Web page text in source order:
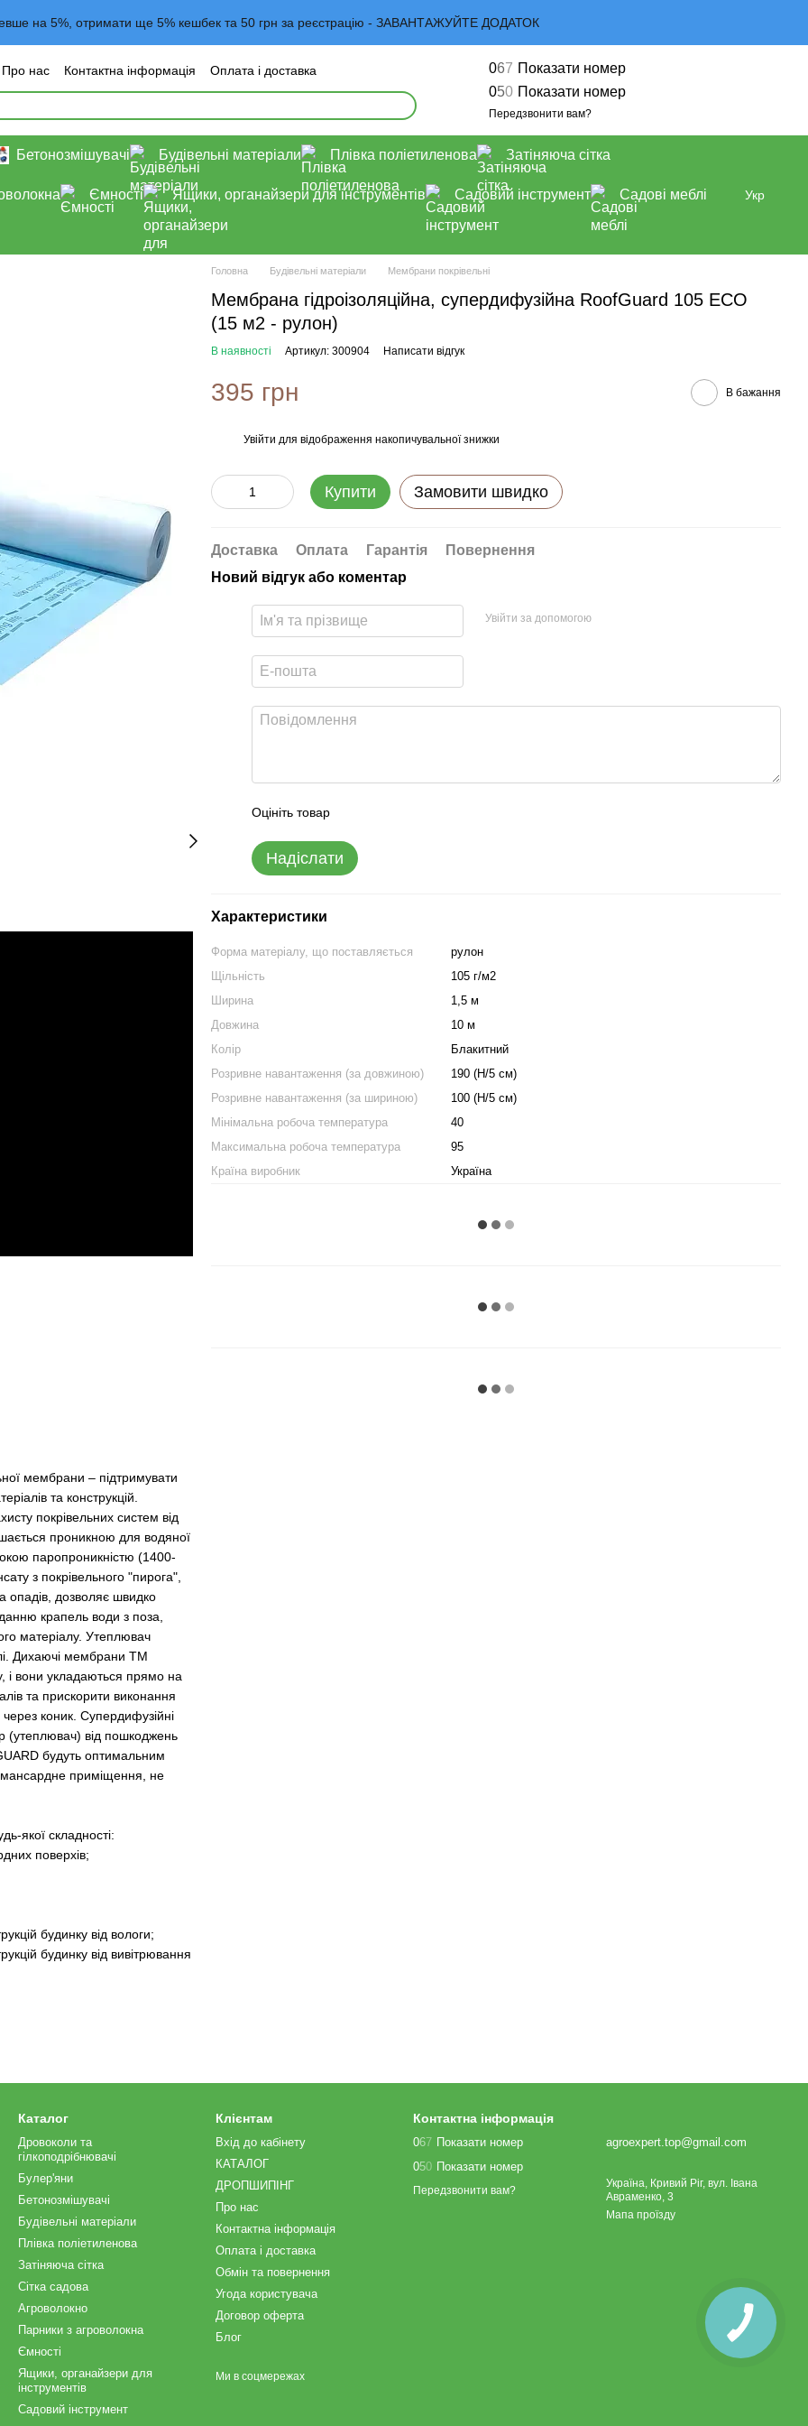
на 5%, отримати ще 5% кешбек та 50 грн за реєстрацію - ЗАВАНТАЖУЙТЕ ДОДАТОК
Про нас Контактна інформація
Оплата і доставка
користувача
Договор оферта Блог
067 Показати номер
050 Показати номер
Передзвонити вам?
Бетонозмішувачі Будівельні матеріали Плівка поліетиленова Затіняюча сітка
Ємності Ящики, органайзери для інструментів Садовий інструмент Садові меблі Укр
мембрани – підтримувати
та конструкцій.
покрівельних систем від
проникною для водяної
паропроникністю (1400-
з покрівельного "пирога",
опадів, дозволяє швидко
крапель води з поза,
матеріалу. Утеплювач
Дихаючі мембрани ТМ
і вони укладаються прямо на
та прискорити виконання
коник. Супердифузійні
(утеплювач) від пошкоджень
будуть оптимальним
приміщення, не
якої складності:
поверхів;
будинку від вологи;
будинку від вивітрювання
Головна Будівельні матеріали Мембрани покрівельні
Мембрана гідроізоляційна, супердифузійна RoofGuard 105 ЕСО
(15 м2 - рулон)
В наявності Артикул: 300904 Написати відгук
395 грн В бажання
Увійти для відображення накопичувальної знижки
Купити Замовити швидко
Доставка Оплата Гарантія
Повернення
Новий відгук або коментар
Увійти за допомогою
Оцініть товар
Надіслати
Характеристики
Форма матеріалу, що поставляється
рулон
Щільність
105 г/м2
Ширина
1,5 м
Довжина
10 м
Колір
Блакитний
Розривне навантаження (за довжиною)
190 (Н/5 см)
Розривне навантаження (за шириною)
100 (Н/5 см)
Мінімальна робоча температура
40
Максимальна робоча температура
95
Країна виробник
Україна
Каталог
Дровоколи та
гілкоподрібнювачі
Булер'яни
Бетонозмішувачі
Будівельні матеріали
Плівка поліетиленова
Затіняюча сітка
Сітка садова
Агроволокно
Парники з агроволокна
Ємності
Ящики, органайзери для
інструментів
Садовий інструмент
Клієнтам
Вхід до кабінету
КАТАЛОГ
ДРОПШИПІНГ
Про нас
Контактна інформація
Оплата і доставка
Обмін та повернення
Угода користувача
Договор оферта
Блог
Ми в соцмережах
Контактна інформація
067 Показати номер
050 Показати номер
Передзвонити вам?
agroexpert.top@gmail.com
Україна, Кривий Ріг, вул. Івана
Авраменко, 3
Мапа проїзду